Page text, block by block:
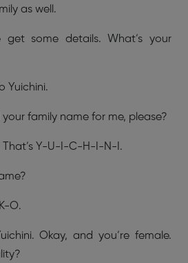
as well.
get some details. What’s your
Yuichini.
family name for me, please?
That’s Y-U-I-C-H-I-N-I.
O.
Okay, and you’re female.